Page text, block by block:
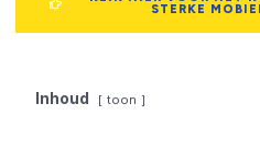
STERKE
Inhoud toon